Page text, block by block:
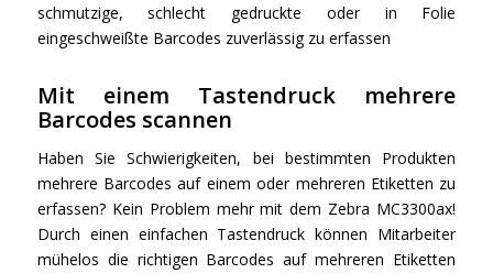
schmutzige, schlecht gedruckte oder in Folie
eingeschweißte Barcodes zuverlässig zu erfassen
Mit einem Tastendruck mehrere
Barcodes scannen
Haben Sie Schwierigkeiten, bei bestimmten Produkten
mehrere Barcodes auf einem oder mehreren Etiketten zu
erfassen? Kein Problem mehr mit dem Zebra MC3300ax!
Durch einen einfachen Tastendruck können Mitarbeiter
mühelos die richtigen Barcodes auf mehreren Etiketten